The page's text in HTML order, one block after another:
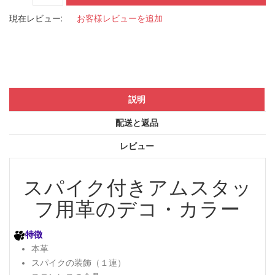
現在レビュー: お客様レビューを追加
説明
配送と返品
レビュー
スパイク付きアムスタッ
フ用革のデコ・カラー
特徴
本革
スパイクの装飾（１連）